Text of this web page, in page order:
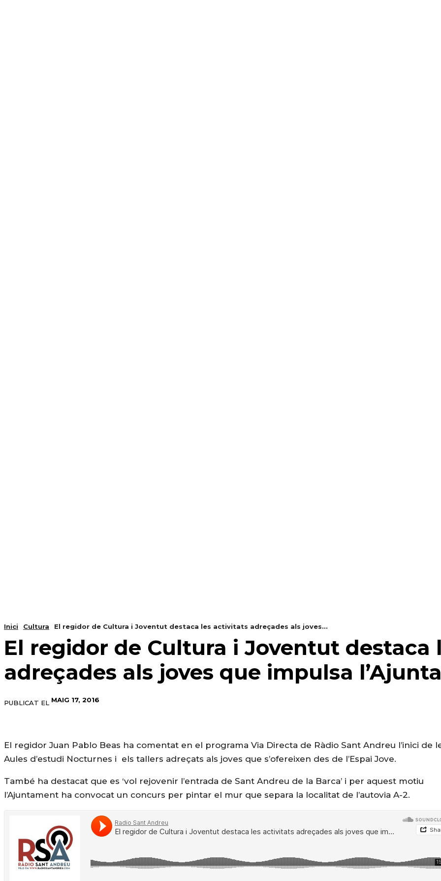
Inici Cultura El regidor de Cultura i Joventut destaca les activitats adreçades als joves...
El regidor de Cultura i Joventut destaca
adreçades als joves que impulsa
PUBLICAT EL MAIG 17, 2016
El regidor Juan Pablo Beas ha comentat en el programa Via Directa de Ràdio Sant Andreu l’inici de
Aules d’estudi Nocturnes i els tallers adreçats als joves que s’ofereixen des de l’Espai Jove.
També ha destacat que es ‘vol rejovenir l’entrada de Sant Andreu de la Barca’ i per aquest motiu
l’Ajuntament ha convocat un concurs per pintar el mur que separa la localitat de l’autovia A-2.